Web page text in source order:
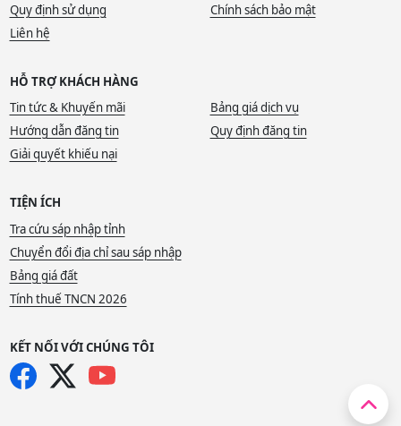
Quy định sử dụng
Chính sách bảo mật
Liên hệ
HỖ TRỢ KHÁCH HÀNG
Tin tức & Khuyến mãi
Bảng giá dịch vụ
Hướng dẫn đăng tin
Quy định đăng tin
Giải quyết khiếu nại
TIỆN ÍCH
Tra cứu sáp nhập tỉnh
Chuyển đổi địa chỉ sau sáp nhập
Bảng giá đất
Tính thuế TNCN 2026
KẾT NỐI VỚI CHÚNG TÔI